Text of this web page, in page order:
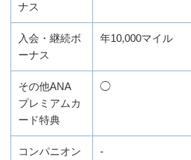
ナス
入会・継続ボ
ーナス
年10,000マイル
その他ANA
プレミアムカ
ード特典
◯
コンパニオン
-